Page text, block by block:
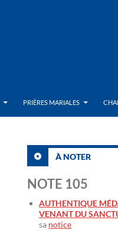
PRIÈRES MARIALES
À NOTER
NOTE 105
AUTHENTIQUE
VENANT DU
sa notice